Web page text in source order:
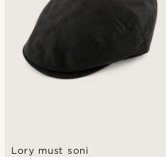
Lory must soni